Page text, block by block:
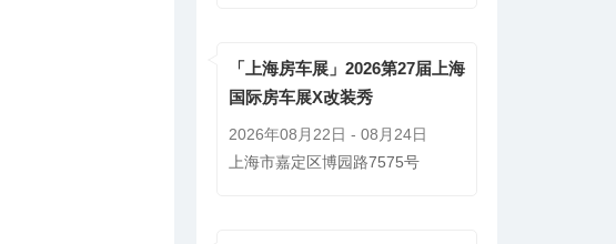
「上海房车展」2026第27届上海
国际房车展X改装秀
2026年08月22日 - 08月24日
上海市嘉定区博园路7575号